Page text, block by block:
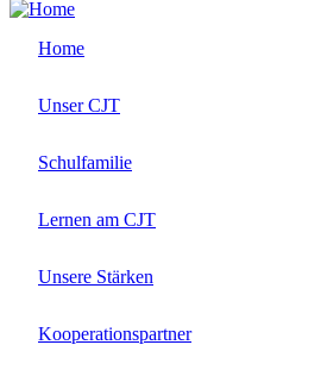
Home
Unser CJT
Schulfamilie
Lernen am CJT
Unsere Stärken
Kooperationspartner